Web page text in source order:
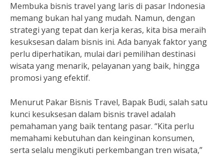
Membuka bisnis travel yang laris di pasar Indonesia
memang bukan hal yang mudah. Namun, dengan
strategi yang tepat dan kerja keras, kita bisa meraih
kesuksesan dalam bisnis ini. Ada banyak faktor yang
perlu diperhatikan, mulai dari pemilihan destinasi
wisata yang menarik, pelayanan yang baik, hingga
promosi yang efektif.
Menurut Pakar Bisnis Travel, Bapak Budi, salah satu
kunci kesuksesan dalam bisnis travel adalah
pemahaman yang baik tentang pasar. “Kita perlu
memahami kebutuhan dan keinginan konsumen,
serta selalu mengikuti perkembangan tren wisata,”